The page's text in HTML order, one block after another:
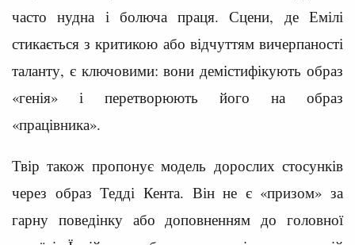
часто нудна і болюча праця. Сцени, де Емілі
стикається з критикою або відчуттям вичерпаності
таланту, є ключовими: вони демістифікують образ
«генія» і перетворюють його на образ
«працівника».
Твір також пропонує модель дорослих стосунків
через образ Тедді Кента. Він не є «призом» за
гарну поведінку або доповненням до головної